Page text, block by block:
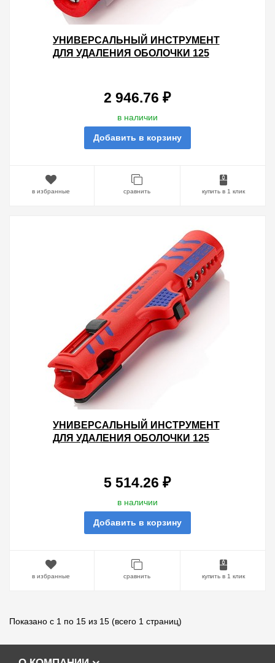
УНИВЕРСАЛЬНЫЙ ИНСТРУМЕНТ
ДЛЯ УДАЛЕНИЯ ОБОЛОЧКИ 125
2 946.76 ₽
в наличии
Добавить в корзину
в избранные сравнить купить в 1 клик
УНИВЕРСАЛЬНЫЙ ИНСТРУМЕНТ
ДЛЯ УДАЛЕНИЯ ОБОЛОЧКИ 125
5 514.26 ₽
в наличии
Добавить в корзину
в избранные сравнить купить в 1 клик
Показано с 1 по 15 из 15 (всего 1 страниц)